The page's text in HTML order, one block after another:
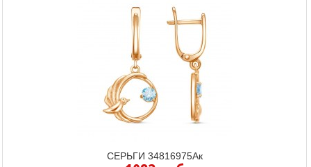
СЕРЬГИ 34816975Ак